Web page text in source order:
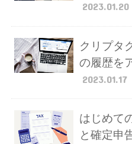
2023.01.20
クリプタ
の履歴を
2023.01.17
はじめて
と確定申